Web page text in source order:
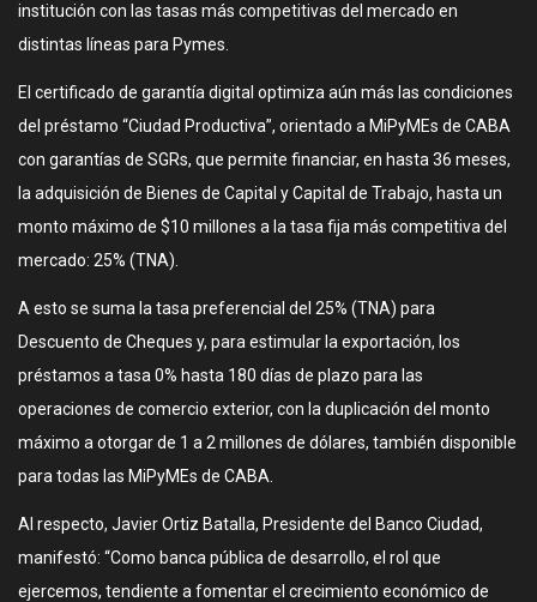
institución con las tasas más competitivas del mercado en
distintas líneas para Pymes.
El certificado de garantía digital optimiza aún más las condiciones
del préstamo “Ciudad Productiva”, orientado a MiPyMEs de CABA
con garantías de SGRs, que permite financiar, en hasta 36 meses,
la adquisición de Bienes de Capital y Capital de Trabajo, hasta un
monto máximo de $10 millones a la tasa fija más competitiva del
mercado: 25% (TNA).
A esto se suma la tasa preferencial del 25% (TNA) para
Descuento de Cheques y, para estimular la exportación, los
préstamos a tasa 0% hasta 180 días de plazo para las
operaciones de comercio exterior, con la duplicación del monto
máximo a otorgar de 1 a 2 millones de dólares, también disponible
para todas las MiPyMEs de CABA.
Al respecto, Javier Ortiz Batalla, Presidente del Banco Ciudad,
manifestó: “Como banca pública de desarrollo, el rol que
ejercemos, tendiente a fomentar el crecimiento económico de